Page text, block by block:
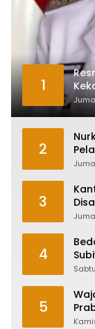
1
2
3
4
5